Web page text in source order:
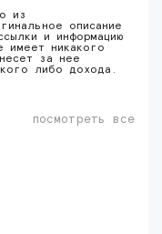
из
описание
и информацию
имеет никакого
за нее
либо дохода.
посмотреть все